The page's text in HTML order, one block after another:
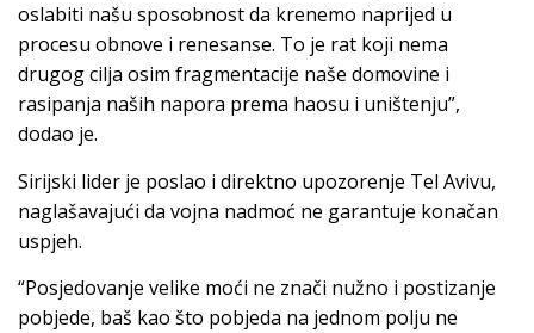
oslabiti našu sposobnost da krenemo naprijed u
procesu obnove i renesanse. To je rat koji nema
drugog cilja osim fragmentacije naše domovine i
rasipanja naših napora prema haosu i uništenju”,
dodao je.
Sirijski lider je poslao i direktno upozorenje Tel Avivu,
naglašavajući da vojna nadmoć ne garantuje konačan
uspjeh.
“Posjedovanje velike moći ne znači nužno i postizanje
pobjede, baš kao što pobjeda na jednom polju ne